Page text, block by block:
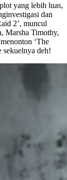
yang lebih luas,
dan
2’, muncul
Marsha Timothy,
‘The
sekuelnya deh!